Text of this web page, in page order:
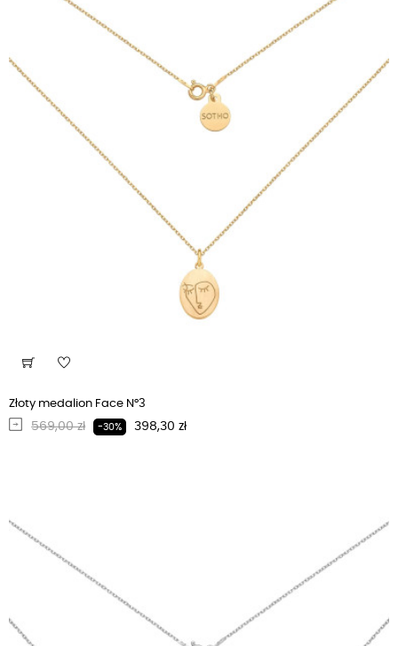
Złoty medalion Face N°3
Regularna cena
569,00 zł -30% Cena
398,30 zł